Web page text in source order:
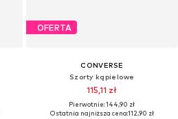
OFERTA
CONVERSE
Szorty kąpielowe
115,11 zł
Pierwotnie: 144,90 zł
Ostatnia najniższa cena:112,90 zł